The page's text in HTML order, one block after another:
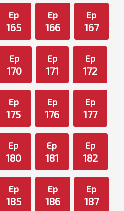
Ep
165
Ep
166
Ep
167
Ep
170
Ep
171
Ep
172
Ep
175
Ep
176
Ep
177
Ep
180
Ep
181
Ep
182
Ep
185
Ep
186
Ep
187